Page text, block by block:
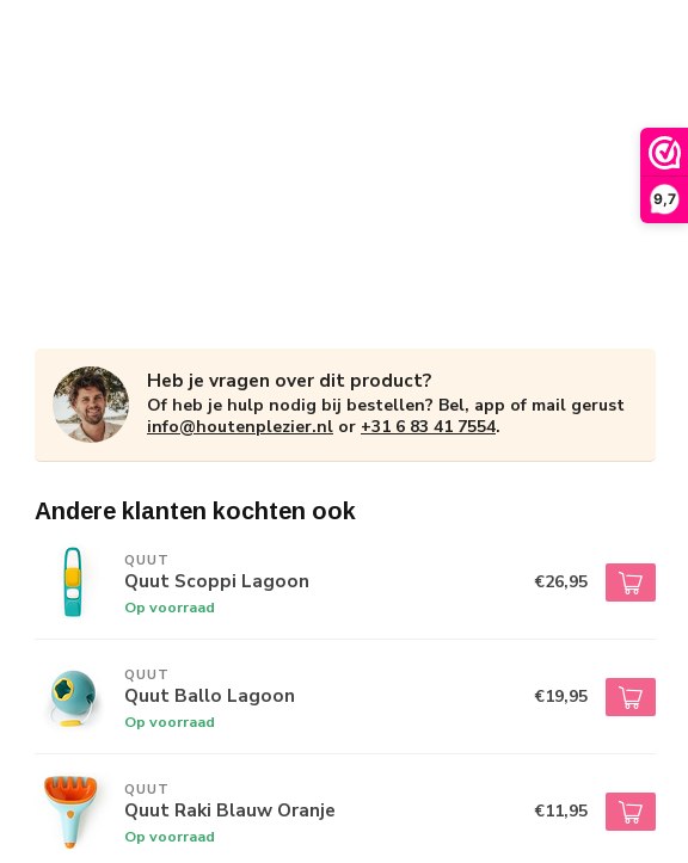
9,7
Heb je vragen over dit product?
Of heb je hulp nodig bij bestellen? Bel, app of mail gerust
info@houtenplezier.nl or +31 6 83 41 7554.
Andere klanten kochten ook
QUUT
Quut Scoppi Lagoon
Op voorraad
€26,95
QUUT
Quut Ballo Lagoon
Op voorraad
€19,95
QUUT
Quut Raki Blauw Oranje
Op voorraad
€11,95